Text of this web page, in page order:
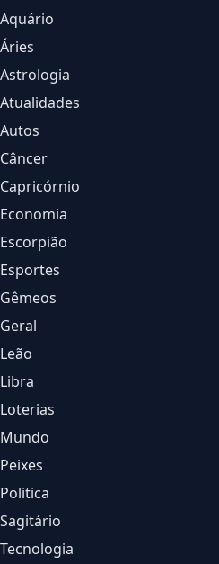
Aquário
Áries
Astrologia
Atualidades
Autos
Câncer
Capricórnio
Economia
Escorpião
Esportes
Gêmeos
Geral
Leão
Libra
Loterias
Mundo
Peixes
Politica
Sagitário
Tecnologia